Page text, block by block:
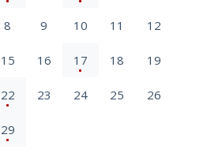
8 9 10 11 12
15 16 17 18 19
22 23 24 25 26
29